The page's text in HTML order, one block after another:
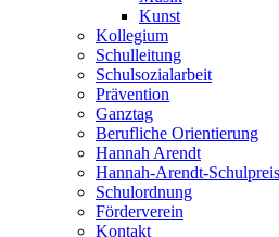
Kunst
Kollegium
Schulleitung
Schulsozialarbeit
Prävention
Ganztag
Berufliche Orientierung
Hannah Arendt
Hannah-Arendt-Schulpreis
Schulordnung
Förderverein
Kontakt